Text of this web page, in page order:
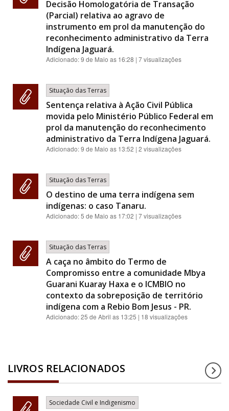
Decisão Homologatória de Transação
(Parcial) relativa ao agravo de
instrumento em prol da manutenção do
reconhecimento administrativo da Terra
Indígena Jaguará.
Adicionado:9 de Maio as 16:28 | 7 visualizações
Situação das Terras
Sentença relativa à Ação Civil Pública
movida pelo Ministério Público Federal em
prol da manutenção do reconhecimento
administrativo da Terra Indígena Jaguará.
Adicionado:9 de Maio as 13:52 | 2 visualizações
Situação das Terras
O destino de uma terra indígena sem
indígenas: o caso Tanaru.
Adicionado:5 de Maio as 17:02 | 7 visualizações
Situação das Terras
A caça no âmbito do Termo de
Compromisso entre a comunidade Mbya
Guarani Kuaray Haxa e o ICMBIO no
contexto da sobreposição de território
indígena com a Rebio Bom Jesus - PR.
Adicionado:25 de Abril as 13:25 | 18 visualizações
LIVROS RELACIONADOS
Sociedade Civil e Indigenismo